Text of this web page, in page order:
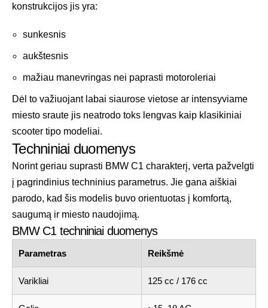
konstrukcijos jis yra:
sunkesnis
aukštesnis
mažiau manevringas nei paprasti motoroleriai
Dėl to važiuojant labai siaurose vietose ar intensyviame
miesto sraute jis neatrodo toks lengvas kaip klasikiniai
scooter tipo modeliai.
Techniniai duomenys
Norint geriau suprasti BMW C1 charakterį, verta pažvelgti
į pagrindinius techninius parametrus. Jie gana aiškiai
parodo, kad šis modelis buvo orientuotas į komfortą,
saugumą ir miesto naudojimą.
BMW C1 techniniai duomenys
Parametras Reikšmė
Varikliai 125 cc / 176 cc